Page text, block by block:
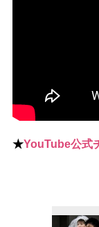
★YouTube公式